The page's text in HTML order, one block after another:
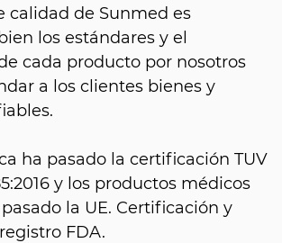
calidad de Sunmed es
los estándares y el
cada producto por nosotros
a los clientes bienes y
ha pasado la certificación TUV
y los productos médicos
la UE. Certificación y
FDA.